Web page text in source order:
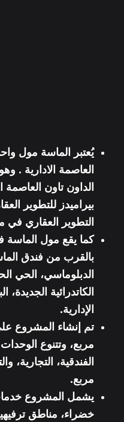
يُعتبر الماسة مول
العاصمة الادارية .
الداون تاون العاصمة
بيراميدز للتطوير
التطوير العقاري
كما يقع مول الماسة
بالقرب من فندق
الدبلوماسي، الحي
الكاتدرائية
الإدارية.
مربع، وتتنوع
الفندقية، التجارية،
مربع.
يشمل المشروع
خضراء، مناطق